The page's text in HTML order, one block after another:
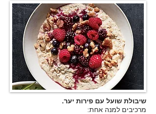
שיבולת שועל עם פירות יער.
מרכיבים למנה אחת: